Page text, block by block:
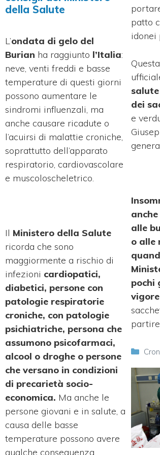
della Salute
L’ondata di gelo del
Burian ha raggiunto l’Italia:
neve, venti freddi e basse
temperature di questi giorni
possono aumentare le
sindromi influenzali, ma
anche causare ricadute o
l’acuirsi di malattie croniche,
soprattutto dell’apparato
respiratorio, cardiovascolare
e muscoloscheletrico.
Il Ministero della Salute
ricorda che sono
maggiormente a rischio di
infezioni cardiopatici,
diabetici, persone con
patologie respiratorie
croniche, con patologie
psichiatriche, persona che
assumono psicofarmaci,
alcool o droghe o persone
che versano in condizioni
di precarietà socio-
economica. Ma anche le
persone giovani e in salute, a
causa delle basse
temperature possono avere
qualche conseguenza.
patto
idonei
salute
dei
e
alle
o alle
pochi